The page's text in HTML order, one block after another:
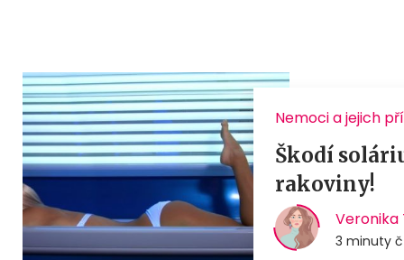
Nemoci a jejich
Škodí
rakoviny!
Veronika
3 minuty